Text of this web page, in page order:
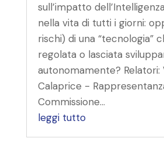
sull’impatto
nella vita di tutti i giorni:
rischi) di una “tecnologia”
regolata o lasciata
autonomamente? Relatori:
Calaprice -
Commissione...
leggi tutto